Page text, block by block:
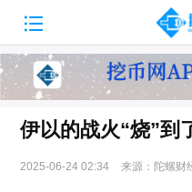

伊以的战火“烧”到
2025-06-24 02:34 来源：陀螺财